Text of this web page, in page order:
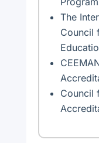
The
Council
Council